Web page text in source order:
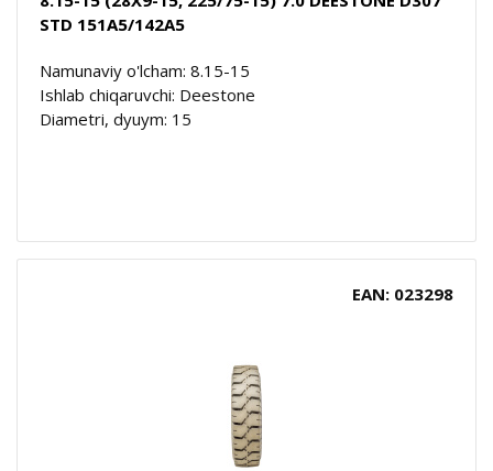
STD 151A5/142A5
Namunaviy o'lcham: 8.15-15
Ishlab chiqaruvchi: Deestone
Diametri, dyuym: 15
EAN: 023298